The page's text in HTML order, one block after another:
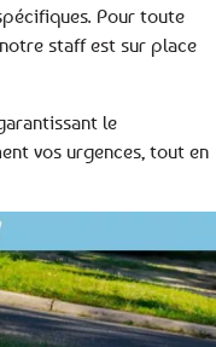
Pour toute
staff est sur place
le
vos urgences, tout en